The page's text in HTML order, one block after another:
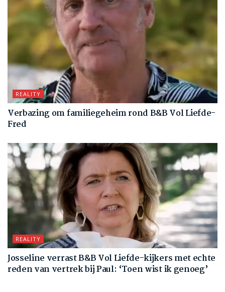
REALITY
Verbazing om familiegeheim rond B&B Vol Liefde-
Fred
REALITY
Josseline verrast B&B Vol Liefde-kijkers met echte
reden van vertrek bij Paul: ‘Toen wist ik genoeg’